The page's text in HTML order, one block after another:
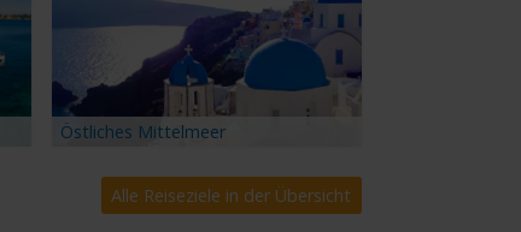
Östliches Mittelmeer
Alle Reiseziele in der Übersicht